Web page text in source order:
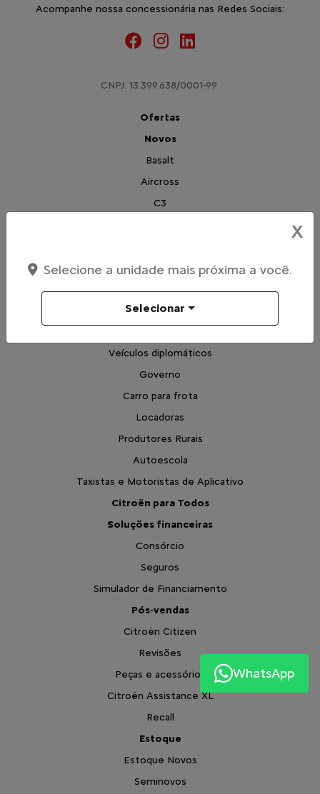
Acompanhe nossa concessionária nas Redes Sociais:
CNPJ: 13.399.638/0001-99
Ofertas
Novos
Basalt
Aircross
C3
Vendas Diretas
Pequenas Empresas
Profissionais autônomos
Veículos diplomáticos
Governo
Carro para frota
Locadoras
Produtores Rurais
Autoescola
Taxistas e Motoristas de Aplicativo
Citroën para Todos
Soluções financeiras
Consórcio
Seguros
Simulador de Financiamento
Pós-vendas
Citroën Citizen
Revisões
Peças e acessórios
Citroën Assistance XL
Recall
Estoque
Estoque Novos
Seminovos
WhatsApp
X
Selecione a unidade mais próxima a você.
Selecionar